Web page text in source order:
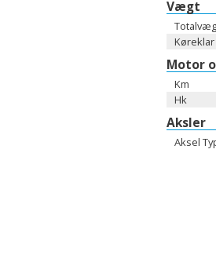
Vægt
Motor
Km
Hk
Aksler
Aksel